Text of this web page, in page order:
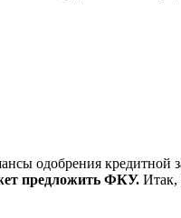
одобрения кредитной
предложить ФКУ. Итак,